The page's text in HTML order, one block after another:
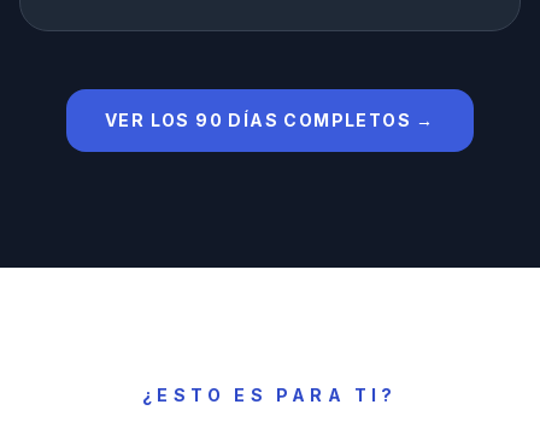
VER LOS 90 DÍAS COMPLETOS →
¿ESTO ES PARA TI?